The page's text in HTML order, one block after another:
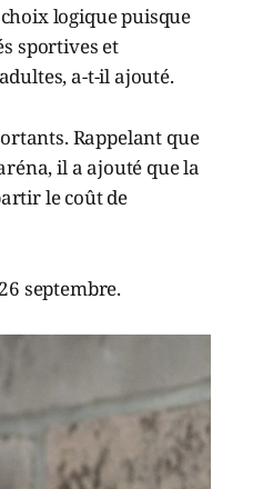
logique puisque
sportives et
a-t-il ajouté.
Rappelant que
il a ajouté que la
le coût de
septembre.